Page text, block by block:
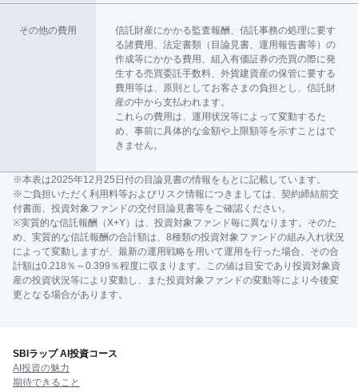
その他の費用
信託財産にかかる監査報酬、信託事務の処理に要す
る諸費用、法定書類（目論見書、運用報告書等）の
作成等にかかる費用、組入有価証券の売買の際に発
生する売買委託手数料、外貨建資産の保管に要する
費用等は、原則としてお客さまの負担とし、信託財
産の中から支払われます。
これらの費用は、運用状況等によって変動するた
め、事前に具体的な金額や上限額等を示すことはで
きません。
※本表は2025年12月25日付の目論見書の情報をもとに記載しています。
※ご負担いただく利用料等およびリスク情報につきましては、契約締結前交
付書面、投資対象ファンドの交付目論見書等をご確認ください。
※実質的な信託報酬（X+Y）は、投資対象ファンド毎に異なります。そのた
め、実質的な信託報酬の合計額は、8種類の投資対象ファンドの組み入れ状況
によって変動しますが、最新の運用戦略を用いて運用を行った場合、その合
計額は0.218％～0.399％程度に収まります。この値は目安であり投資対象資
産の投資状況等により変動し、また投資対象ファンドの変動等により今後変
更となる場合があります。
SBIラップ AI投資コース
AI投資の魅力
期待できること